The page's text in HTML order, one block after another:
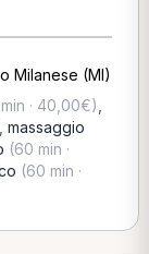
Milanese (MI)
· 40,00€)
massaggio
(60 min ·
(60 min ·